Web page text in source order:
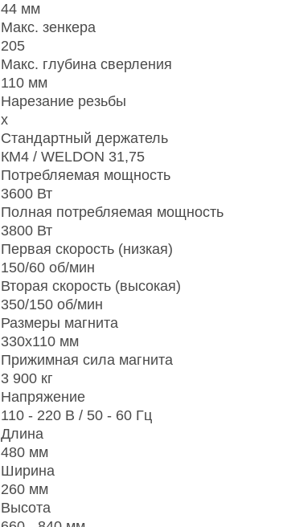
44 мм
Макс. зенкера
205
Макс. глубина сверления
110 мм
Нарезание резьбы
x
Стандартный держатель
КМ4 / WELDON 31,75
Потребляемая мощность
3600 Вт
Полная потребляемая мощность
3800 Вт
Первая скорость (низкая)
150/60 об/мин
Вторая скорость (высокая)
350/150 об/мин
Размеры магнита
330х110 мм
Прижимная сила магнита
3 900 кг
Напряжение
110 - 220 В / 50 - 60 Гц
Длина
480 мм
Ширина
260 мм
Высота